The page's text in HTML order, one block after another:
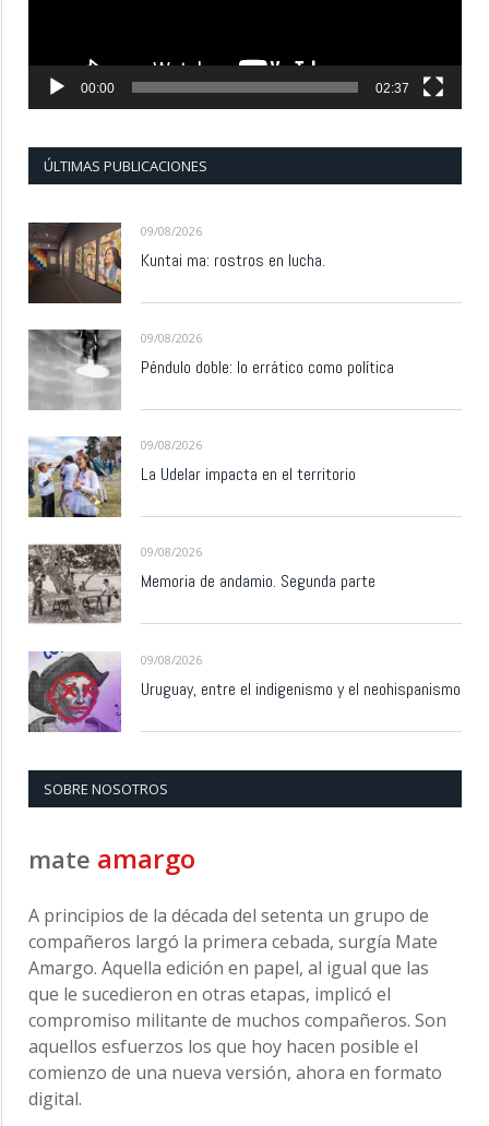
00:00 02:37
ÚLTIMAS PUBLICACIONES
09/08/2026
Kuntai ma: rostros en lucha.
09/08/2026
Péndulo doble: lo errático como política
09/08/2026
La Udelar impacta en el territorio
09/08/2026
Memoria de andamio. Segunda parte
09/08/2026
Uruguay, entre el indigenismo y el neohispanismo
SOBRE NOSOTROS
mate amargo
A principios de la década del setenta un grupo de
compañeros largó la primera cebada, surgía Mate
Amargo. Aquella edición en papel, al igual que las
que le sucedieron en otras etapas, implicó el
compromiso militante de muchos compañeros. Son
aquellos esfuerzos los que hoy hacen posible el
comienzo de una nueva versión, ahora en formato
digital.